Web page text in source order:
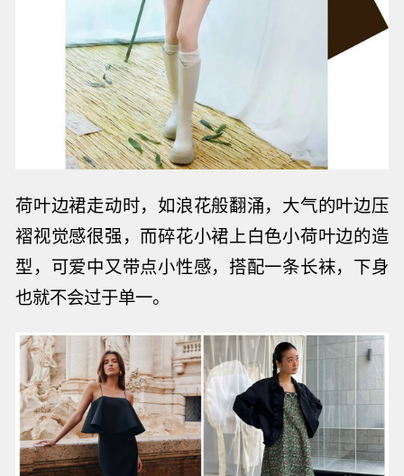
荷叶边裙走动时，如浪花般翻涌，大气的叶边压
褶视觉感很强，而碎花小裙上白色小荷叶边的造
型，可爱中又带点小性感，搭配一条长袜，下身
也就不会过于单一。